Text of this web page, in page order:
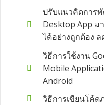
ปรับแนวคิดการ
Desktop App
ได้อย่างถูกต้อง
วิธีการใช้งาน
Mobile
Android
วิธีการเขียนโค้ด